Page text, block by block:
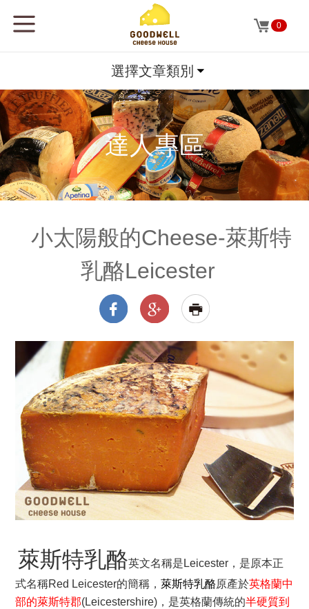
0
達人專區
選擇文章類別
小太陽般的Cheese-萊斯特
乳酪Leicester
萊斯特乳酪英文名稱是 Leicester ，是原本正
式名稱Red Leicester的簡稱，萊斯特乳酪原產於英格蘭中
部的萊斯特郡(Leicestershire)，是英格蘭傳統的半硬質到